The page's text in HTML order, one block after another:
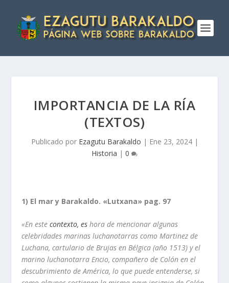
IMPORTANCIA DE LA RÍ­A
(TEXTOS)
Publicado por Ezagutu Barakaldo | Ene 23, 2024|
Historia | 0
1) El mar y Barakaldo. «Lutxana» pag. 97
«En estecontexto, es hora de mencionar algunas
celebridades marinas luchanotarras como Martinez de
Luchana, cartulario de Brujas en Bélgica (año 1513) y el
marinoluchanotarra Encio, compañero de Colón en el
descubrimiento de América, lo que puede entenderse, si